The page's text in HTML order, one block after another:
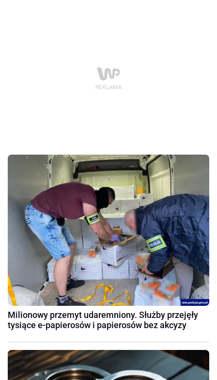
Milionowy przemyt udaremniony. Służby przejęły
tysiące e-papierosów i papierosów bez akcyzy